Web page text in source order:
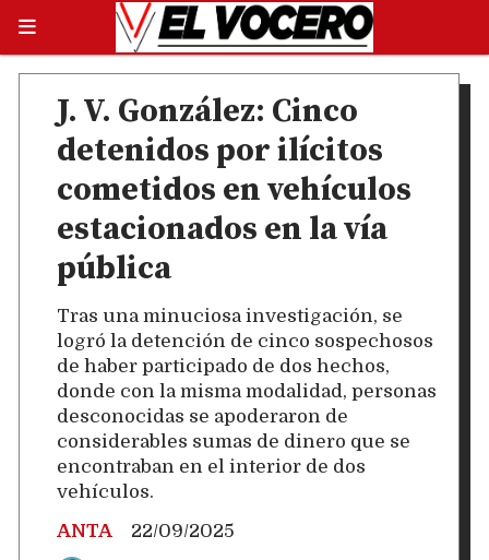
J. V. González: Cinco
detenidos por ilícitos
cometidos en vehículos
estacionados en la vía
pública
Tras una minuciosa investigación, se
logró la detención de cinco sospechosos
de haber participado de dos hechos,
donde con la misma modalidad, personas
desconocidas se apoderaron de
considerables sumas de dinero que se
encontraban en el interior de dos
vehículos.
ANTA
22/09/2025